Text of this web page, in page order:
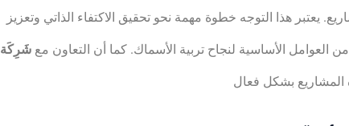
يعتبر هذا التوجه خطوة مهمة نحو تحقيق الاكتفاء الذاتي وتعزيز
العوامل الأساسية لنجاح تربية الأسماك. كما أن التعاون معشَرِكَة